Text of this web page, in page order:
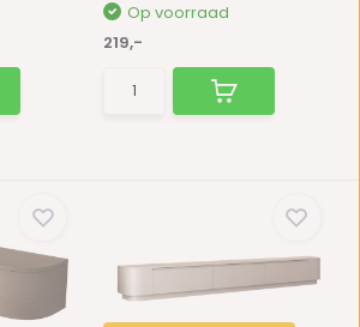
Op voorraad
219,-